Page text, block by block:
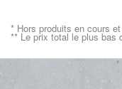
* Hors produits en cours
** Le prix total le plus bas